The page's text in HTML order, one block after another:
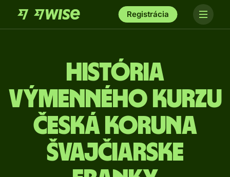
Registrácia
História
výmenného kurzu
Česká koruna
švajčiarske